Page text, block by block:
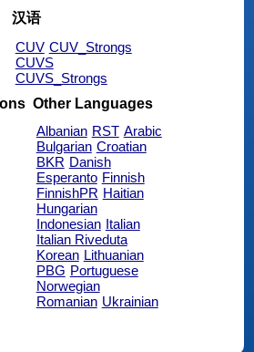
汉语
CUV CUV_Strongs
CUVS
CUVS_Strongs
Other Languages
Albanian RST Arabic
Bulgarian Croatian
BKR Danish
Esperanto Finnish
FinnishPR Haitian
Hungarian
Indonesian Italian
Italian Riveduta
Korean Lithuanian
PBG Portuguese
Norwegian
Romanian Ukrainian